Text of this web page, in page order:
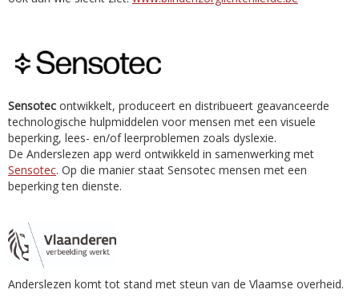
Sensotec ontwikkelt, produceert en distribueert geavanceerde
technologische hulpmiddelen voor mensen met een visuele
beperking, lees- en/of leerproblemen zoals dyslexie.
De Anderslezen app werd ontwikkeld in samenwerking met
Sensotec. Op die manier staat Sensotec mensen met een
beperking ten dienste.
Anderslezen komt tot stand met steun van de Vlaamse overheid.